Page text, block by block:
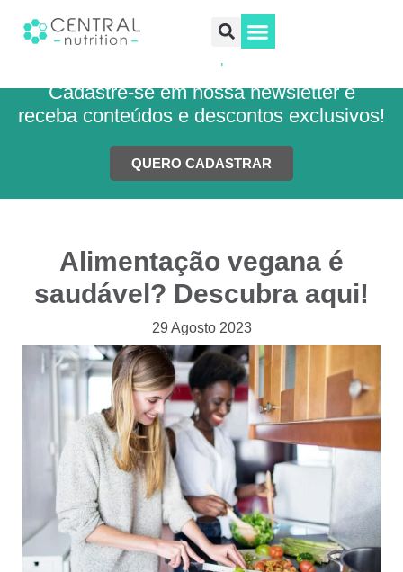
Fibras alimentares:
quantidades e alimentos
Cadastre-se em nossa newsletter e
receba conteúdos e descontos exclusivos!
QUERO CADASTRAR
Alimentação vegana é
saudável? Descubra aqui!
29 Agosto 2023